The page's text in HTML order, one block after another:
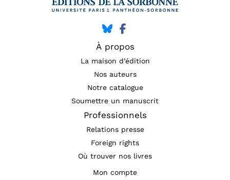
À propos
La maison d’édition
Nos auteurs
Notre catalogue
Soumettre un manuscrit
Professionnels
Relations presse
Foreign rights
Où trouver nos livres
Mon compte